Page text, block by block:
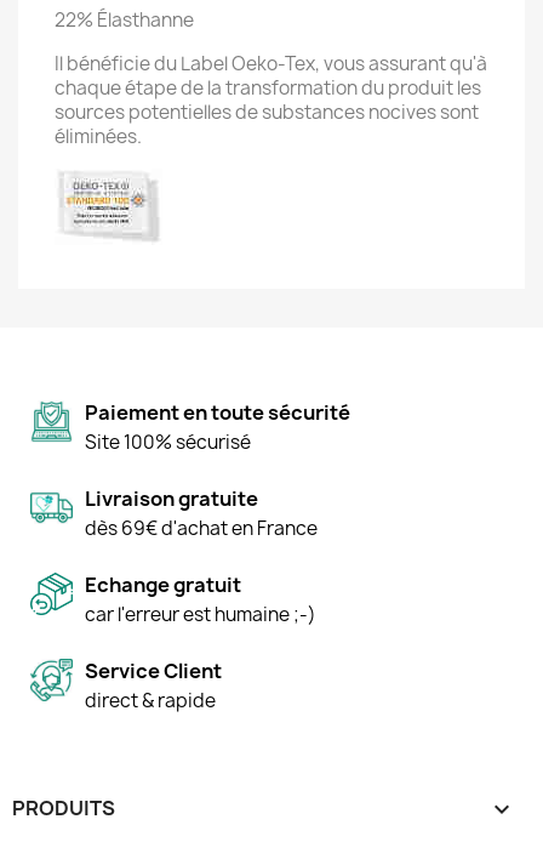
22% Élasthanne
Il bénéficie du Label Oeko-Tex, vous assurant qu'à
chaque étape de la transformation du produit les
sources potentielles de substances nocives sont
éliminées.
Paiement en toute sécurité
Site 100% sécurisé
Livraison gratuite
dès 69€ d'achat en France
Echange gratuit
car l'erreur est humaine ;-)
Service Client
direct & rapide
PRODUITS 